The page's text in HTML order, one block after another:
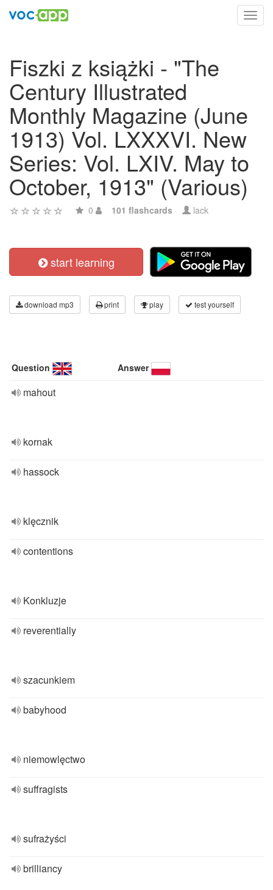
Fiszki z książki - "The
Century Illustrated
Monthly Magazine (June
1913) Vol. LXXXVI. New
Series: Vol. LXIV. May to
October, 1913" (Various)
0 101 flashcards lack
start learning
download mp3 print play test yourself
Question Answer
mahout
kornak
hassock
klęcznik
contentions
Konkluzje
reverentially
szacunkiem
babyhood
niemowlęctwo
suffragists
sufrażyści
brilliancy